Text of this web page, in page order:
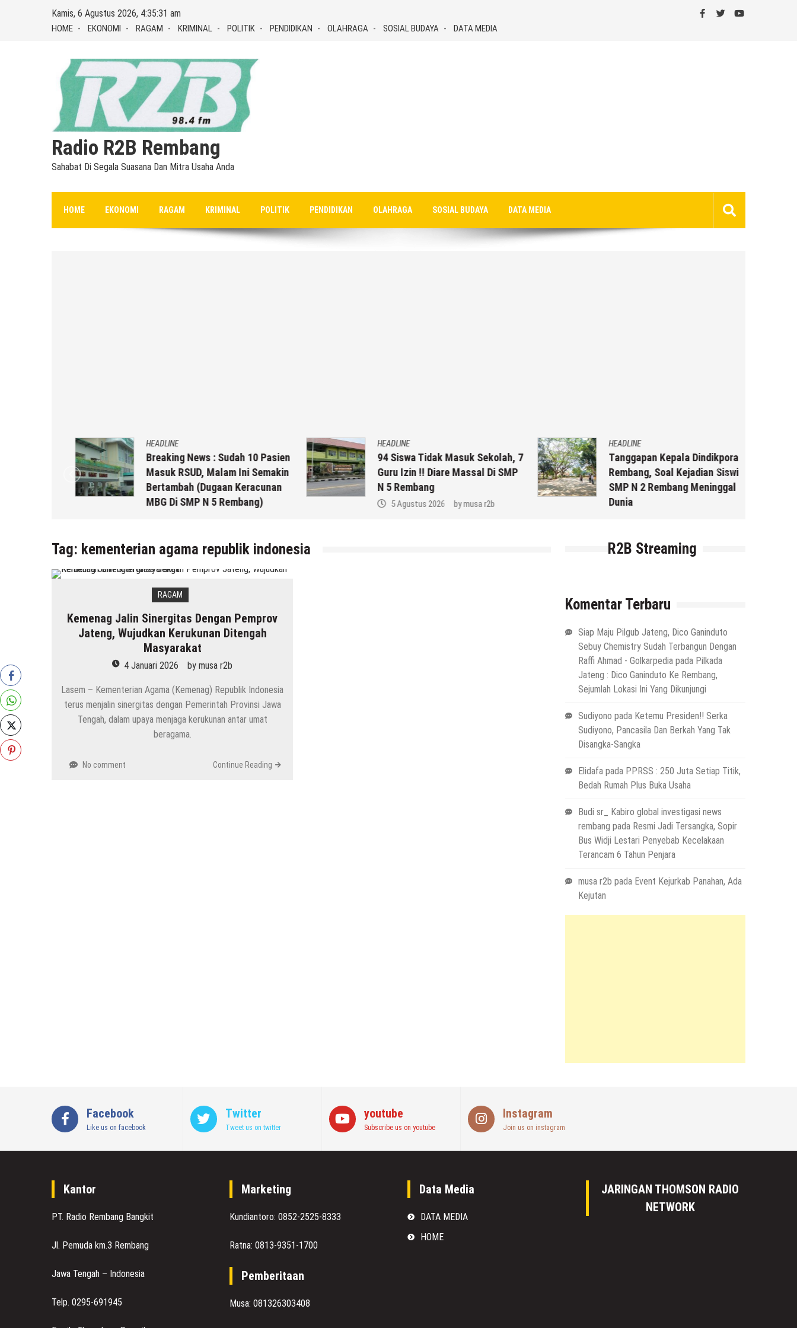
Kamis, 6 Agustus 2026, 4:35:32 am
HOME EKONOMI RAGAM KRIMINAL POLITIK PENDIDIKAN OLAHRAGA SOSIAL BUDAYA DATA MEDIA
Radio R2B Rembang
Sahabat Di Segala Suasana Dan Mitra Usaha Anda
HOME EKONOMI RAGAM KRIMINAL POLITIK PENDIDIKAN OLAHRAGA SOSIAL BUDAYA DATA MEDIA
HEADLINE
Breaking News : Sudah 10 Pasien
Masuk RSUD, Malam Ini Semakin
Bertambah (Dugaan Keracunan
MBG Di SMP N 5 Rembang)
HEADLINE
94 Siswa Tidak Masuk Sekolah, 7
Guru Izin !! Diare Massal Di SMP
N 5 Rembang
5 Agustus 2026 by musa r2b
HEADLINE
Tanggapan Kepala Dindikpora
Rembang, Soal Kejadian Siswi
SMP N 2 Rembang Meninggal
Dunia
Tag: kementerian agama republik indonesia
RAGAM
Kemenag Jalin Sinergitas Dengan Pemprov
Jateng, Wujudkan Kerukunan Ditengah
Masyarakat
4 Januari 2026 bymusa r2b
Lasem – Kementerian Agama (Kemenag) Republik Indonesia
terus menjalin sinergitas dengan Pemerintah Provinsi Jawa
Tengah, dalam upaya menjaga kerukunan antar umat
beragama.
No comment Continue Reading
R2B Streaming
Komentar Terbaru
Siap Maju Pilgub Jateng, Dico Ganinduto
Sebuy Chemistry Sudah Terbangun Dengan
Raffi Ahmad - Golkarpediapada Pilkada
Jateng : Dico Ganinduto Ke Rembang,
Sejumlah Lokasi Ini Yang Dikunjungi
Sudiyono pada Ketemu Presiden!! Serka
Sudiyono, Pancasila Dan Berkah Yang Tak
Disangka-Sangka
Elidafapada PPRSS : 250 Juta Setiap Titik,
Bedah Rumah Plus Buka Usaha
Budi sr_ Kabiro global investigasi news
rembang pada Resmi Jadi Tersangka, Sopir
Bus Widji Lestari Penyebab Kecelakaan
Terancam 6 Tahun Penjara
musa r2b pada Event Kejurkab Panahan, Ada
Kejutan
Facebook
Like us on facebook
Twitter
Tweet us on twitter
youtube
Subscribe us on youtube
Instagram
Join us on instagram
Kantor
PT. Radio Rembang Bangkit
Jl. Pemuda km.3 Rembang
Jawa Tengah – Indonesia
Telp. 0295-691945
Marketing
Kundiantoro: 0852-2525-8333
Ratna: 0813-9351-1700
Pemberitaan
Musa: 081326303408
Data Media
DATA MEDIA
HOME
JARINGAN THOMSON RADIO
NETWORK